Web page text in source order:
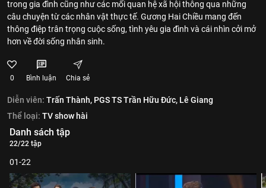
trong gia đình cũng như các mối quan hệ xã hội thông qua những
câu chuyện từ các nhân vật thực tế. Gương Hai Chiều mang đến
thông điệp trân trọng cuộc sống, tình yêu gia đình và cái nhìn cởi mở
hơn về đời sống nhân sinh.
0 Bình luận Chia sẻ
Diễn viên: Trấn Thành, PGS TS Trần Hữu Đức, Lê Giang
Thể loại: TV show hài
Danh sách tập
22/22 tập
01-22